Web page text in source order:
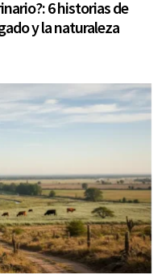
6 historias de
y la naturaleza